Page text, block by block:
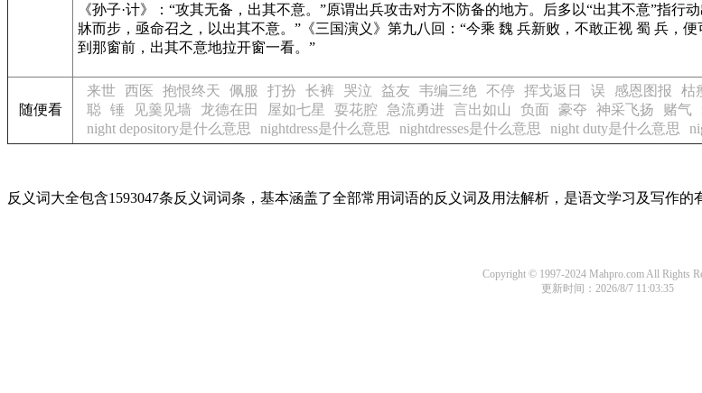
《孙子·计》 ：“攻其无备，出其不意。”原谓出兵攻击对方不防备的地方。后多以“出其不意”指行
牀而步，亟命召之，以出其不意。” 《三国演义》 第九八回：“今乘 魏 兵新败，不敢正视 蜀 兵，
到那窗前，出其不意地拉开窗一看。”
随便看
来世 西医 抱恨终天 佩服 打扮 长裤 哭泣 益友 韦编三绝 不停 挥戈返日 误 感恩图报 枯
聪 锤 见羹见墙 龙德在田 屋如七星 耍花腔 急流勇进 言出如山 负面 豪夺 神采飞扬 赌气
night depository是什么意思
nightdress是什么意思 nightdresses是什么意思 night duty是什么意思
反义词大全包含1593047条反义词词条，基本涵盖了全部常用词语的反义词及用法解析，是语文学习及写作的
Copyright © 1997-2024 Mahpro.com All Rights
更新时间：2026/8/7 11:03:35